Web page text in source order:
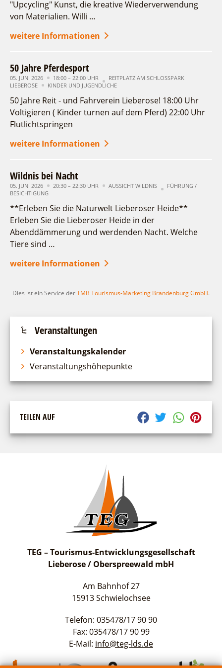
Einkaufen
Gruppen
Fremdenverkehrsvereine
Ludwig Leichhardt
Kahnfahrten
Campingplatz Jessern
Wirtschaftsförderung
Regionalentwicklung
Bürgerbus
Naturwelt Lieberoser Heide
Q-Gemeinde Schwielochsee
Staatlich anerkannter Erholungsort Goyatz
Mein Brandenburg – Infostelen
Unternehmensbetreuung
WFG
Über uns
Team
Infomaterial
Warenkorb
"Upcycling" Kunst, die kreative Wiederverwendung
von Materialien. Willi …
weitere Informationen
50 Jahre Pferdesport
05. JUNI 2026 18:00 – 22:00 UHR
REITPLATZ AM SCHLOSSPARK
LIEBEROSE
KINDER UND JUGENDLICHE
50 Jahre Reit - und Fahrverein Lieberose! 18:00 Uhr
Voltigieren ( Kinder turnen auf dem Pferd) 22:00 Uhr
Flutlichtspringen
weitere Informationen
Wildnis bei Nacht
05. JUNI 2026 20:30 – 22:30 UHR AUSSICHT WILDNIS
FÜHRUNG /
BESICHTIGUNG
**Erleben Sie die Naturwelt Lieberoser Heide**
Erleben Sie die Lieberoser Heide in der
Abenddämmerung und werdenden Nacht. Welche
Tiere sind …
weitere Informationen
Dies ist ein Service derTMB Tourismus-Marketing Brandenburg GmbH.
22
23 24
29
30
Zeitraum
von
bis
alle Kategorien
Kategorie
Laufzeit
Suchbegriff
Ort
suchen
zurücksetzen
Veranstaltungen
Veranstaltungskalender
Veranstaltungshöhepunkte
TEILEN AUF
TEG – Tourismus-Entwicklungsgesellschaft
Lieberose / Oberspreewald mbH
Am Bahnhof 27
15913 Schwielochsee
Telefon: 035478/17 90 90
Fax: 035478/17 90 99
E-Mail: info@teg-lds.de